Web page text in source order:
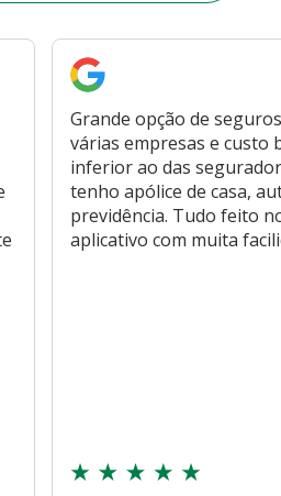
Grande opção de
várias empresas e custo
inferior ao das
tenho apólice de casa,
previdência. Tudo feito
aplicativo com muita